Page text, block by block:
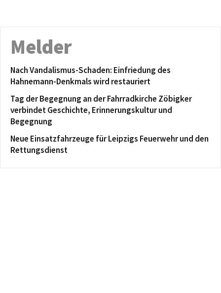
Melder
Nach Vandalismus-Schaden: Einfriedung des
Hahnemann-Denkmals wird restauriert
Tag der Begegnung an der Fahrradkirche Zöbigker
verbindet Geschichte, Erinnerungskultur und
Begegnung
Neue Einsatzfahrzeuge für Leipzigs Feuerwehr und den
Rettungsdienst